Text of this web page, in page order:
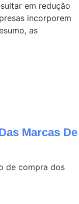
em redução
incorporem
as
Marcas De
de compra dos